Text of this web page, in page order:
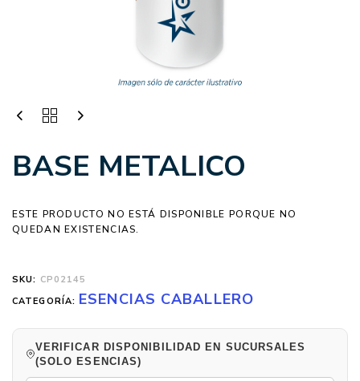
BASE METALICO
ESTE PRODUCTO NO ESTÁ DISPONIBLE PORQUE NO
QUEDAN EXISTENCIAS.
SKU: CP02145
CATEGORÍA: ESENCIAS CABALLERO
VERIFICAR DISPONIBILIDAD EN SUCURSALES
(SOLO ESENCIAS)